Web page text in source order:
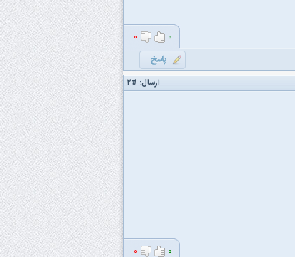
۰ ۰
ارسال: #۲
۰ ۰